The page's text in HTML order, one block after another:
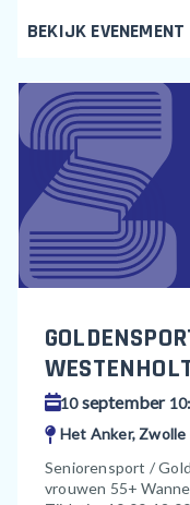
BEKIJK EVENEMENT
10september
Het Anker,
Seniorensport /
vrouwen 55+